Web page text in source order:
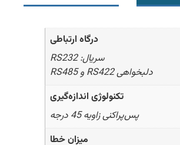
درگاه ارتباطی
سریال: RS232
دلبخواهی RS422 و RS485
تکنولوژی اندازه‌گیری
پس‌پراکنی زاویه 45 درجه
میزان خطا